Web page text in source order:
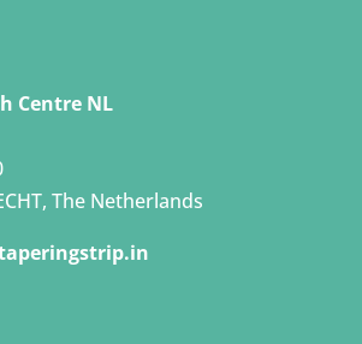
Centre NL
The Netherlands